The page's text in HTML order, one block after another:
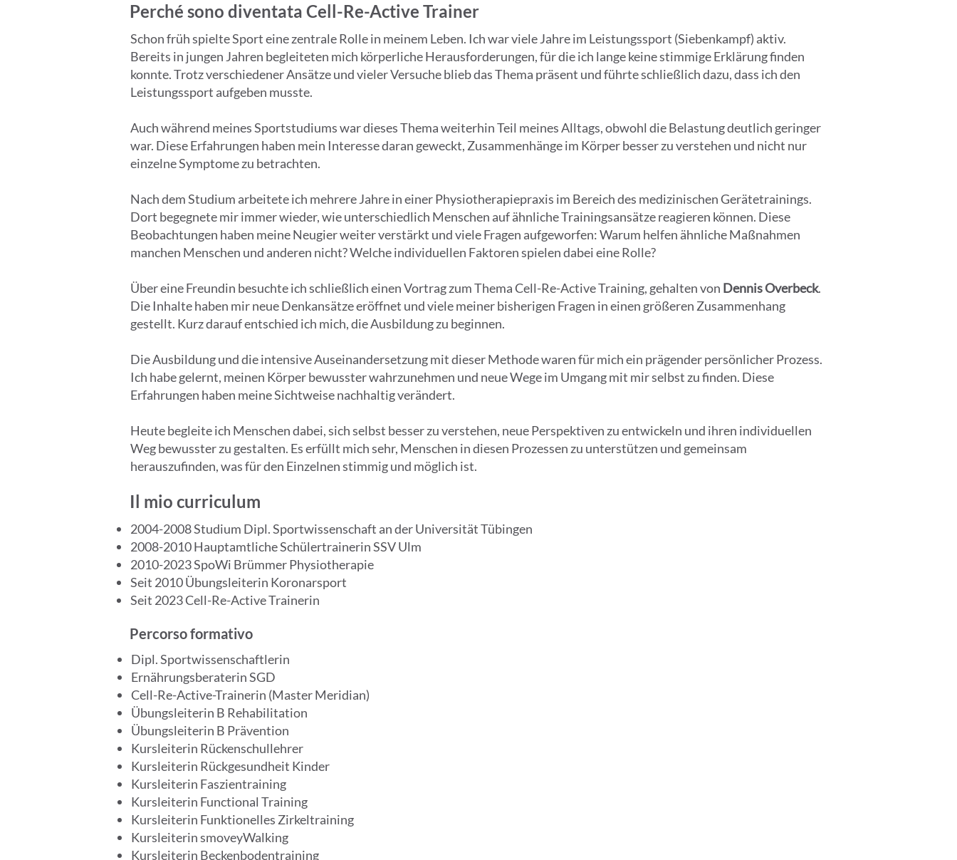
Perché sono diventata Cell-Re-Active Trainer
Schon früh spielte Sport eine zentrale Rolle in meinem Leben. Ich war viele Jahre im Leistungssport (Siebenkampf) aktiv.
Bereits in jungen Jahren begleiteten mich körperliche Herausforderungen, für die ich lange keine stimmige Erklärung finden
konnte. Trotz verschiedener Ansätze und vieler Versuche blieb das Thema präsent und führte schließlich dazu, dass ich den
Leistungssport aufgeben musste.
Auch während meines Sportstudiums war dieses Thema weiterhin Teil meines Alltags, obwohl die Belastung deutlich geringer
war. Diese Erfahrungen haben mein Interesse daran geweckt, Zusammenhänge im Körper besser zu verstehen und nicht nur
einzelne Symptome zu betrachten.
Nach dem Studium arbeitete ich mehrere Jahre in einer Physiotherapiepraxis im Bereich des medizinischen Gerätetrainings.
Dort begegnete mir immer wieder, wie unterschiedlich Menschen auf ähnliche Trainingsansätze reagieren können. Diese
Beobachtungen haben meine Neugier weiter verstärkt und viele Fragen aufgeworfen: Warum helfen ähnliche Maßnahmen
manchen Menschen und anderen nicht? Welche individuellen Faktoren spielen dabei eine Rolle?
Über eine Freundin besuchte ich schließlich einen Vortrag zum Thema Cell-Re-Active Training, gehalten von Dennis Overbeck.
Die Inhalte haben mir neue Denkansätze eröffnet und viele meiner bisherigen Fragen in einen größeren Zusammenhang
gestellt. Kurz darauf entschied ich mich, die Ausbildung zu beginnen.
Die Ausbildung und die intensive Auseinandersetzung mit dieser Methode waren für mich ein prägender persönlicher Prozess.
Ich habe gelernt, meinen Körper bewusster wahrzunehmen und neue Wege im Umgang mit mir selbst zu finden. Diese
Erfahrungen haben meine Sichtweise nachhaltig verändert.
Heute begleite ich Menschen dabei, sich selbst besser zu verstehen, neue Perspektiven zu entwickeln und ihren individuellen
Weg bewusster zu gestalten. Es erfüllt mich sehr, Menschen in diesen Prozessen zu unterstützen und gemeinsam
herauszufinden, was für den Einzelnen stimmig und möglich ist.
Il mio curriculum
2004-2008 Studium Dipl. Sportwissenschaft an der Universität Tübingen
2008-2010 Hauptamtliche Schülertrainerin SSV Ulm
2010-2023 SpoWi Brümmer Physiotherapie
Seit 2010 Übungsleiterin Koronarsport
Seit 2023 Cell-Re-Active Trainerin
Percorso formativo
Dipl. Sportwissenschaftlerin
Ernährungsberaterin SGD
Cell-Re-Active-Trainerin (Master Meridian)
Übungsleiterin B Rehabilitation
Übungsleiterin B Prävention
Kursleiterin Rückenschullehrer
Kursleiterin Rückgesundheit Kinder
Kursleiterin Faszientraining
Kursleiterin Functional Training
Kursleiterin Funktionelles Zirkeltraining
Kursleiterin smoveyWalking
Kursleiterin Beckenbodentraining